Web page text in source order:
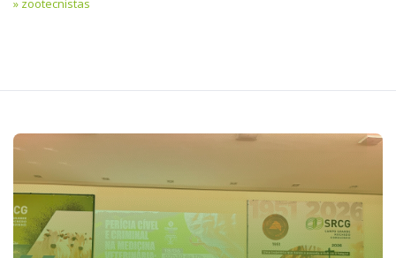
zootecnistas